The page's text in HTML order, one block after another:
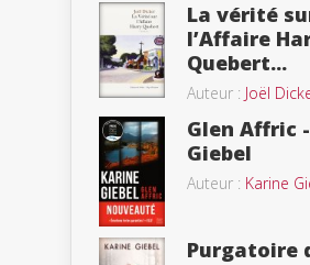
La vérité
l’Affaire
Quebert...
Auteur : Joël
Glen Affric
Giebel
Auteur : Karine
Purgatoire